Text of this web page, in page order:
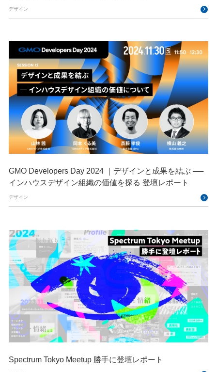
デザイン
GMO Developers Day 2024 ｜デザインと成果を結ぶ ──
インハウスデザイン組織の価値を探る 登壇レポート
デザイン
Spectrum Tokyo Meetup 勝手に登壇レポート